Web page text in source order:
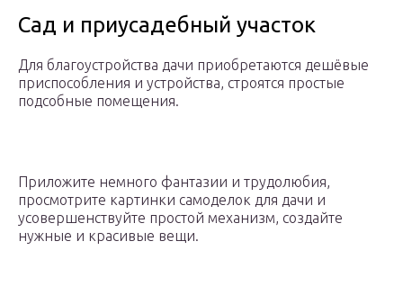
Сад и приусадебный участок
Для благоустройства дачи приобретаются дешёвые
приспособления и устройства, строятся простые
подсобные помещения.
Приложите немного фантазии и трудолюбия,
просмотрите картинки самоделок для дачи и
усовершенствуйте простой механизм, создайте
нужные и красивые вещи.